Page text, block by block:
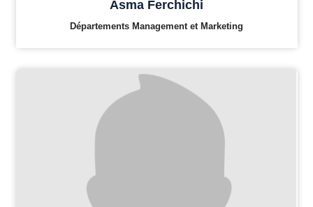
Asma Ferchichi
Départements Management et Marketing